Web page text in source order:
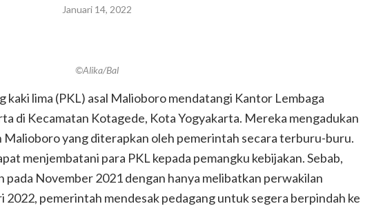
Januari 14, 2022
©Alika/Bal
kaki lima (PKL) asal Malioboro mendatangi Kantor Lembaga
di Kecamatan Kotagede, Kota Yogyakarta. Mereka mengadukan
Malioboro yang diterapkan oleh pemerintah secara terburu-buru.
menjembatani para PKL kepada pemangku kebijakan. Sebab,
pada November 2021 dengan hanya melibatkan perwakilan
2022, pemerintah mendesak pedagang untuk segera berpindah ke